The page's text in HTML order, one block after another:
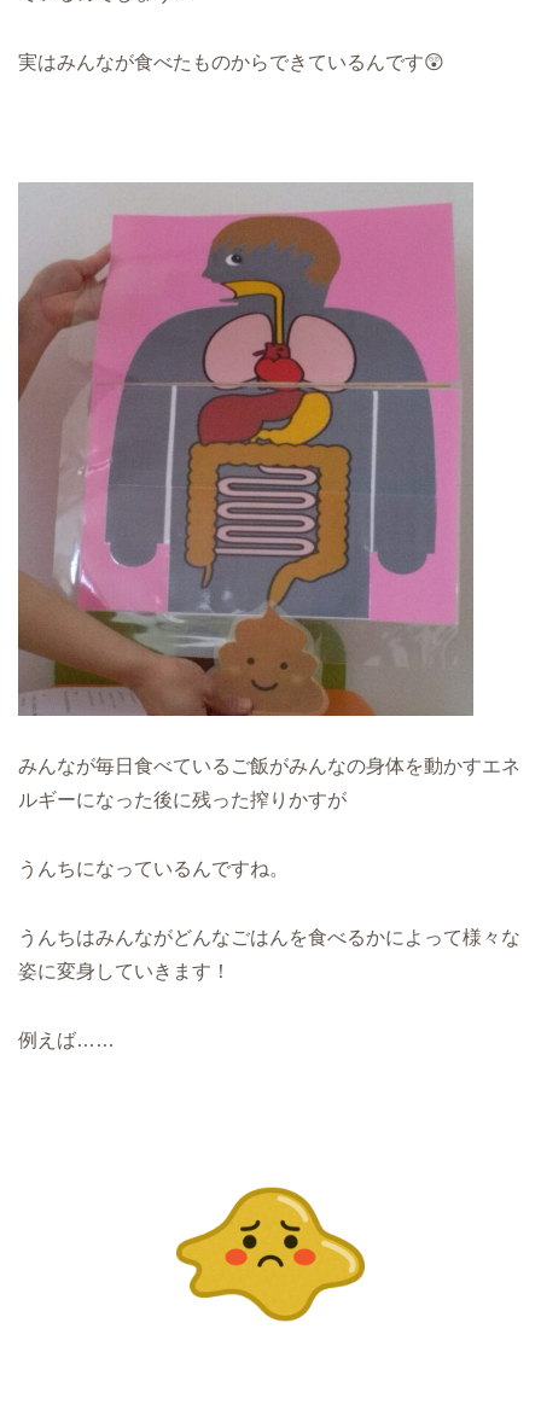
実はみんなが食べたものからできているんです😲
みんなが毎日食べているご飯がみんなの身体を動かすエネ
ルギーになった後に残った搾りかすが
うんちになっているんですね。
うんちはみんながどんなごはんを食べるかによって様々な
姿に変身していきます！
例えば……